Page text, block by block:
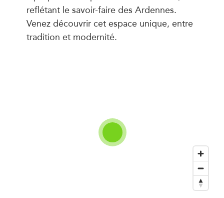
reflétant le savoir-faire des Ardennes.
Venez découvrir cet espace unique, entre
tradition et modernité.